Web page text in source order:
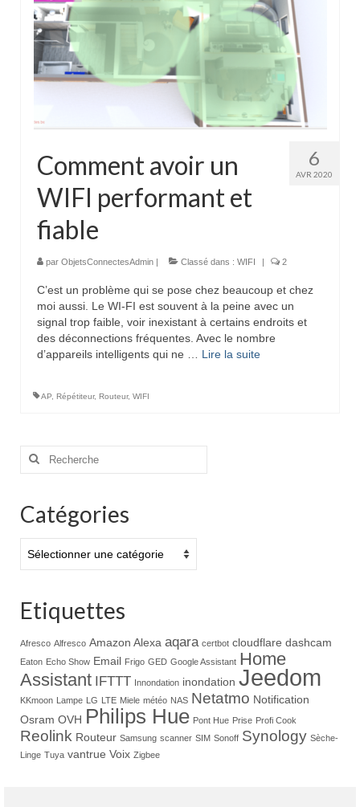
6
AVR 2020
Comment avoir un
WIFI performant et
fiable
par ObjetsConnectesAdmin | Classé dans : WIFI | 2
C’est un problème qui se pose chez beaucoup et chez
moi aussi. Le WI-FI est souvent à la peine avec un
signal trop faible, voir inexistant à certains endroits et
des déconnections fréquentes. Avec le nombre
d’appareils intelligents qui ne … Lire la suite­­
AP Répétiteur, Routeur, WIFI
Rechercher
Catégories
Etiquettes
Afresco Alfresco Amazon Alexa aqara certbot cloudflare dashcam
Eaton Echo Show Email Frigo GED Google Assistant Home
Assistant IFTTT Innondation inondation Jeedom
KKmoon Lampe LG LTE Miele météo NAS Netatmo Notification
Osram OVH Philips Hue Pont Hue Prise Profi Cook
Reolink Routeur Samsung scanner SIM Sonoff Synology Sèche-
Linge Tuya vantrue Voix Zigbee